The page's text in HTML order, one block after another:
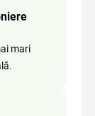
mari